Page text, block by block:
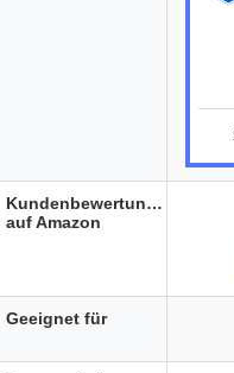
Kundenbewertungen
auf Amazon
Geeignet für